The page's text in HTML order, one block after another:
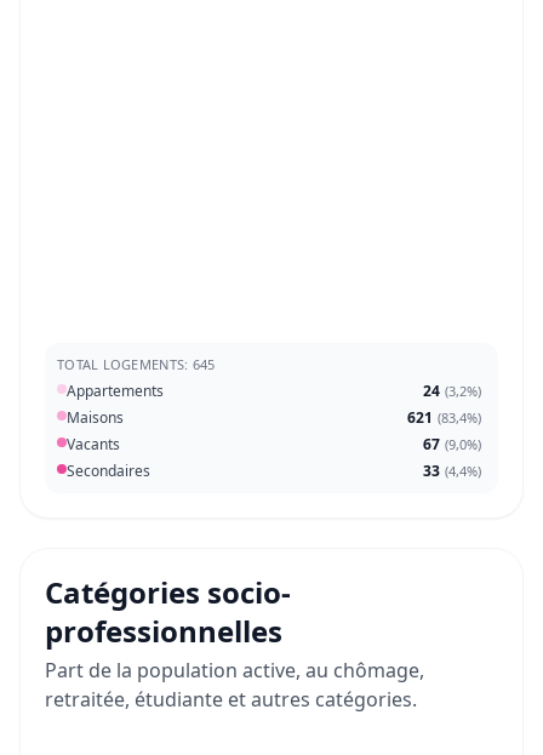
TOTAL LOGEMENTS: 645
Appartements 24 (3,2%)
Maisons 621 (83,4%)
Vacants 67 (9,0%)
Secondaires 33 (4,4%)
Catégories socio-
professionnelles
Part de la population active, au chômage,
retraitée, étudiante et autres catégories.